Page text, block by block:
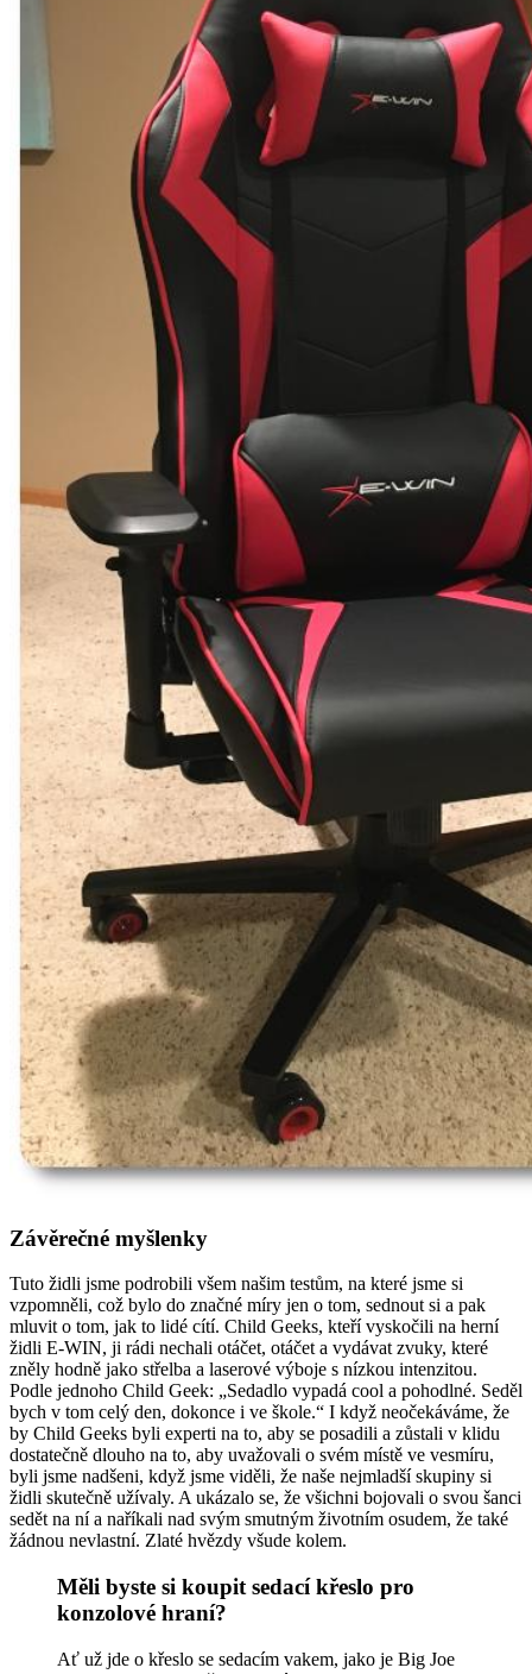
Závěrečné myšlenky
Tuto židli jsme podrobili všem našim testům, na které jsme si
vzpomněli, což bylo do značné míry jen o tom, sednout si a pak
mluvit o tom, jak to lidé cítí. Child Geeks, kteří vyskočili na herní
židli E-WIN, ji rádi nechali otáčet, otáčet a vydávat zvuky, které
zněly hodně jako střelba a laserové výboje s nízkou intenzitou.
Podle jednoho Child Geek: „Sedadlo vypadá cool a pohodlné. Seděl
bych v tom celý den, dokonce i ve škole.“ I když neočekáváme, že
by Child Geeks byli experti na to, aby se posadili a zůstali v klidu
dostatečně dlouho na to, aby uvažovali o svém místě ve vesmíru,
byli jsme nadšeni, když jsme viděli, že naše nejmladší skupiny si
židli skutečně užívaly. A ukázalo se, že všichni bojovali o svou šanci
sedět na ní a naříkali nad svým smutným životním osudem, že také
žádnou nevlastní. Zlaté hvězdy všude kolem.
Měli byste si koupit sedací křeslo pro
konzolové hraní?
Ať už jde o křeslo se sedacím vakem, jako je Big Joe